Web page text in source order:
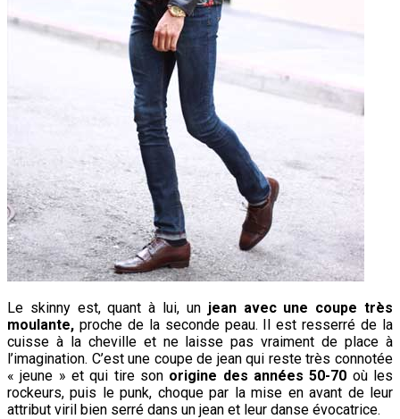
Le skinny est, quant à lui, un jean avec une coupe très
moulante, proche de la seconde peau. Il est resserré de la
cuisse à la cheville et ne laisse pas vraiment de place à
l’imagination. C’est une coupe de jean qui reste très connotée
« jeune » et qui tire son origine des années 50-70 où les
rockeurs, puis le punk, choque par la mise en avant de leur
attribut viril bien serré dans un jean et leur danse évocatrice.